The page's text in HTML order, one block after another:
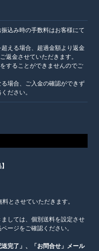
込み時の手数料はお客様にて
える場合、超過金額より返金
返金させていただきます。
することができませんのでご
場合、ご入金の確認ができず
ださい。
とさせていただきます。
しては、個別送料を設定させ
ージをご確認ください。
完了」、「お問合せ」メール